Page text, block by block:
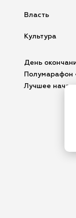
Власть
Культура
День
Полумарафон
Лучшее